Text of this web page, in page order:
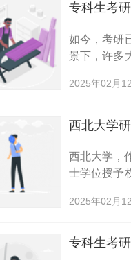
专科生考
如今，考研
景下，许多
报考哪些河
2025年02月
西北大学
西北大学，
士学位授予
项，希望能
2025年02月
专科生考